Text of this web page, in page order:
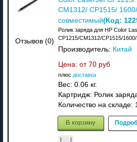
Отзывов (0)
CM1312/ CP1515/
совместимый(Код:
Ролик заряда для HP Color
CP1215/CM1312/CP1515/
Производитель: Китай
Цена: от 70 руб
плюс доставка
Вес: 0.06 кг.
Картридж: Ролик
Количество на складе:
В корзину